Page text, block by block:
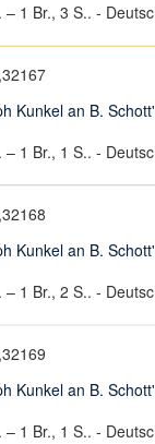
1 Br., 3 S.. -
Kunkel an B.
1 Br., 1 S.. -
Kunkel an B.
1 Br., 2 S.. -
Kunkel an B.
1 Br., 1 S.. -